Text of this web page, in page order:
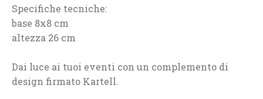
Specifiche tecniche:
base 8x8 cm
altezza 26 cm
Dai luce ai tuoi eventi con un complemento di
design firmato Kartell.